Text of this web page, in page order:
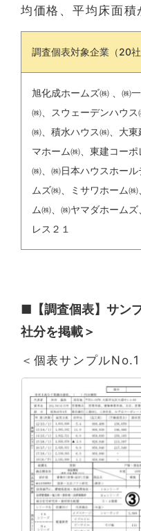
均価格、平均床面積
調査個表対象企業（20社
旭化成ホームズ㈱ 、㈱
㈱、スウェーデンハウ
㈱、積水ハウス㈱、大
マホーム㈱、東建コー
㈱、㈱日本ハウスホー
ムズ㈱、ミサワホーム
ム㈱、㈱ヤマダホーム
レス２１
■【調査個表】サン
社分を掲載＞
＜個表サンプルNo.1